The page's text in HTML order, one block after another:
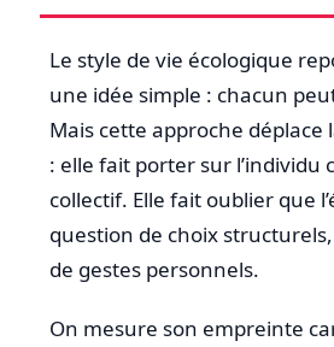
Le style de vie écologique
une idée simple : chacun
Mais cette approche déplace
: elle fait porter sur l’individu
collectif. Elle fait oublier que
question de choix
de gestes personnels.
On mesure son empreinte